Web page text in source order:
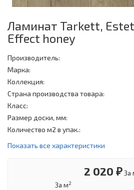
Ламинат Tarkett,
Effect honey
Производитель:
Марка:
Коллекция:
Страна производства товара:
Класс:
Размер доски, мм:
Количество м2 в упак.:
Показать все характеристики
2 020 ₽ За
За м2